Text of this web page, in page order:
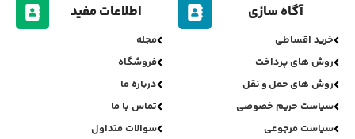
آگاه سازی
خرید اقساطی
روش های پرداخت
روش های حمل و نقل
سیاست حریم خصوصی
سیاست مرجوعی
اطلاعات مفید
مجله
فروشگاه
درباره ما
تماس با ما
سوالات متداول